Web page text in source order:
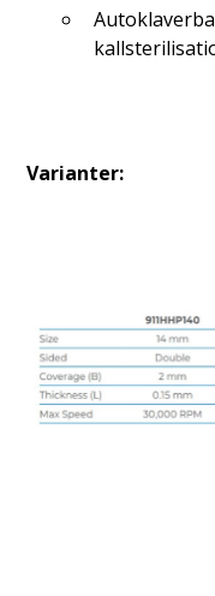
Varianter: